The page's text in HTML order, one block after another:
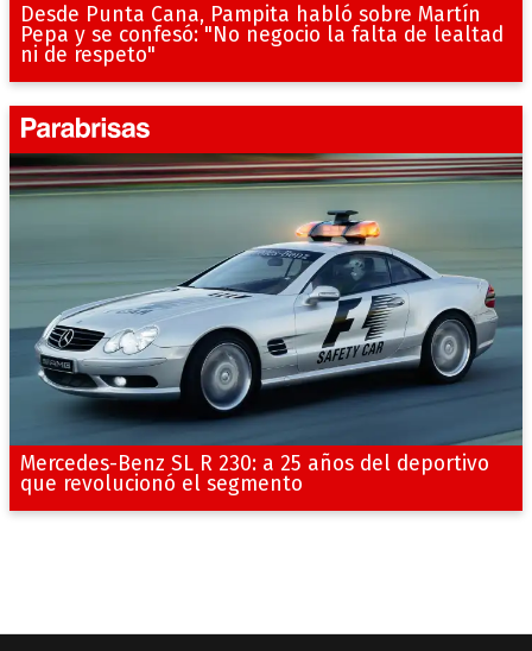
Desde Punta Cana, Pampita habló sobre Martín
Pepa y se confesó: "No negocio la falta de lealtad
ni de respeto"
Mercedes-Benz SL R 230: a 25 años del deportivo
que revolucionó el segmento